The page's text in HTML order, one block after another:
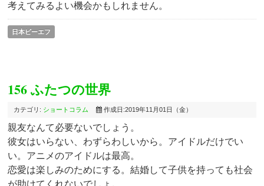
考えてみるよい機会かもしれません。
日本ビーエフ
156 ふたつの世界
カテゴリ: ショートコラム 作成日:2019年11月01日（金）
親友なんて必要ないでしょう。
彼女はいらない、わずらわしいから。アイドルだけでい
い。アニメのアイドルは最高。
恋愛は楽しみのためにする。結婚して子供を持っても社会
が助けてくれないでしょ。